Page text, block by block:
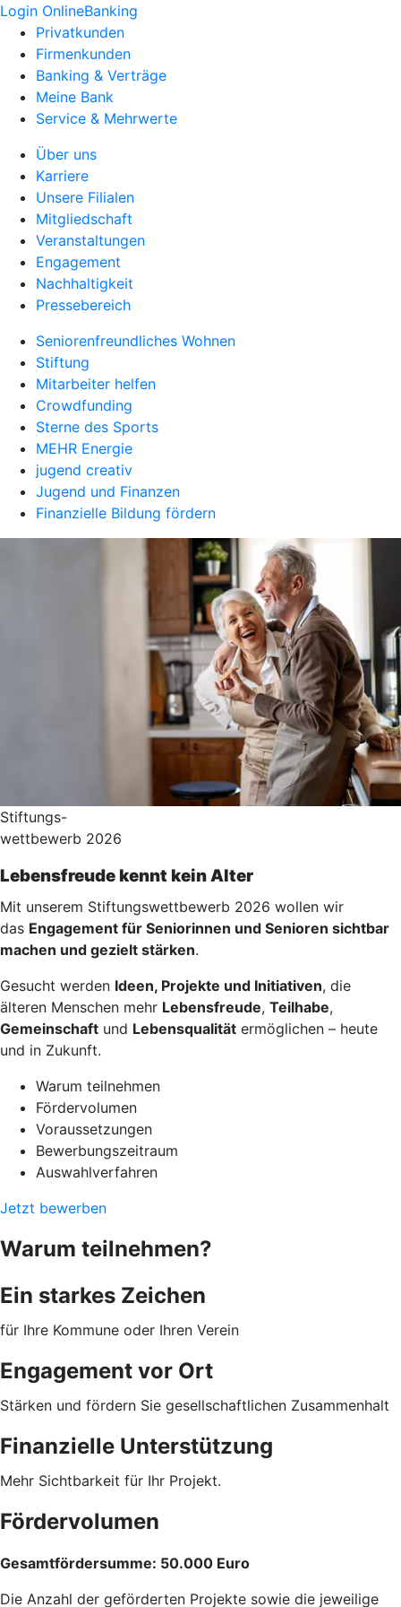
Login OnlineBanking
Privatkunden
Firmenkunden
Banking & Verträge
Meine Bank
Service & Mehrwerte
Über uns
Karriere
Unsere Filialen
Mitgliedschaft
Veranstaltungen
Engagement
Nachhaltigkeit
Pressebereich
Seniorenfreundliches Wohnen
Stiftung
Mitarbeiter helfen
Crowdfunding
Sterne des Sports
MEHR Energie
jugend creativ
Jugend und Finanzen
Finanzielle Bildung fördern
Stiftungs-
wettbewerb 2026
Lebensfreude kennt kein Alter
Mit unserem Stiftungswettbewerb 2026 wollen wir
das Engagement für Seniorinnen und Senioren sichtbar
machen und gezielt stärken.
Gesucht werden Ideen, Projekte und Initiativen, die
älteren Menschen mehr Lebensfreude, Teilhabe,
Gemeinschaft und Lebensqualität ermöglichen – heute
und in Zukunft.
Warum teilnehmen
Fördervolumen
Voraussetzungen
Bewerbungszeitraum
Auswahlverfahren
Jetzt bewerben
Warum teilnehmen?
Ein starkes Zeichen
für Ihre Kommune oder Ihren Verein
Engagement vor Ort
Stärken und fördern Sie gesellschaftlichen Zusammenhalt
Finanzielle Unterstützung
Mehr Sichtbarkeit für Ihr Projekt.
Fördervolumen
Gesamtfördersumme: 50.000 Euro
Die Anzahl der geförderten Projekte sowie die jeweilige